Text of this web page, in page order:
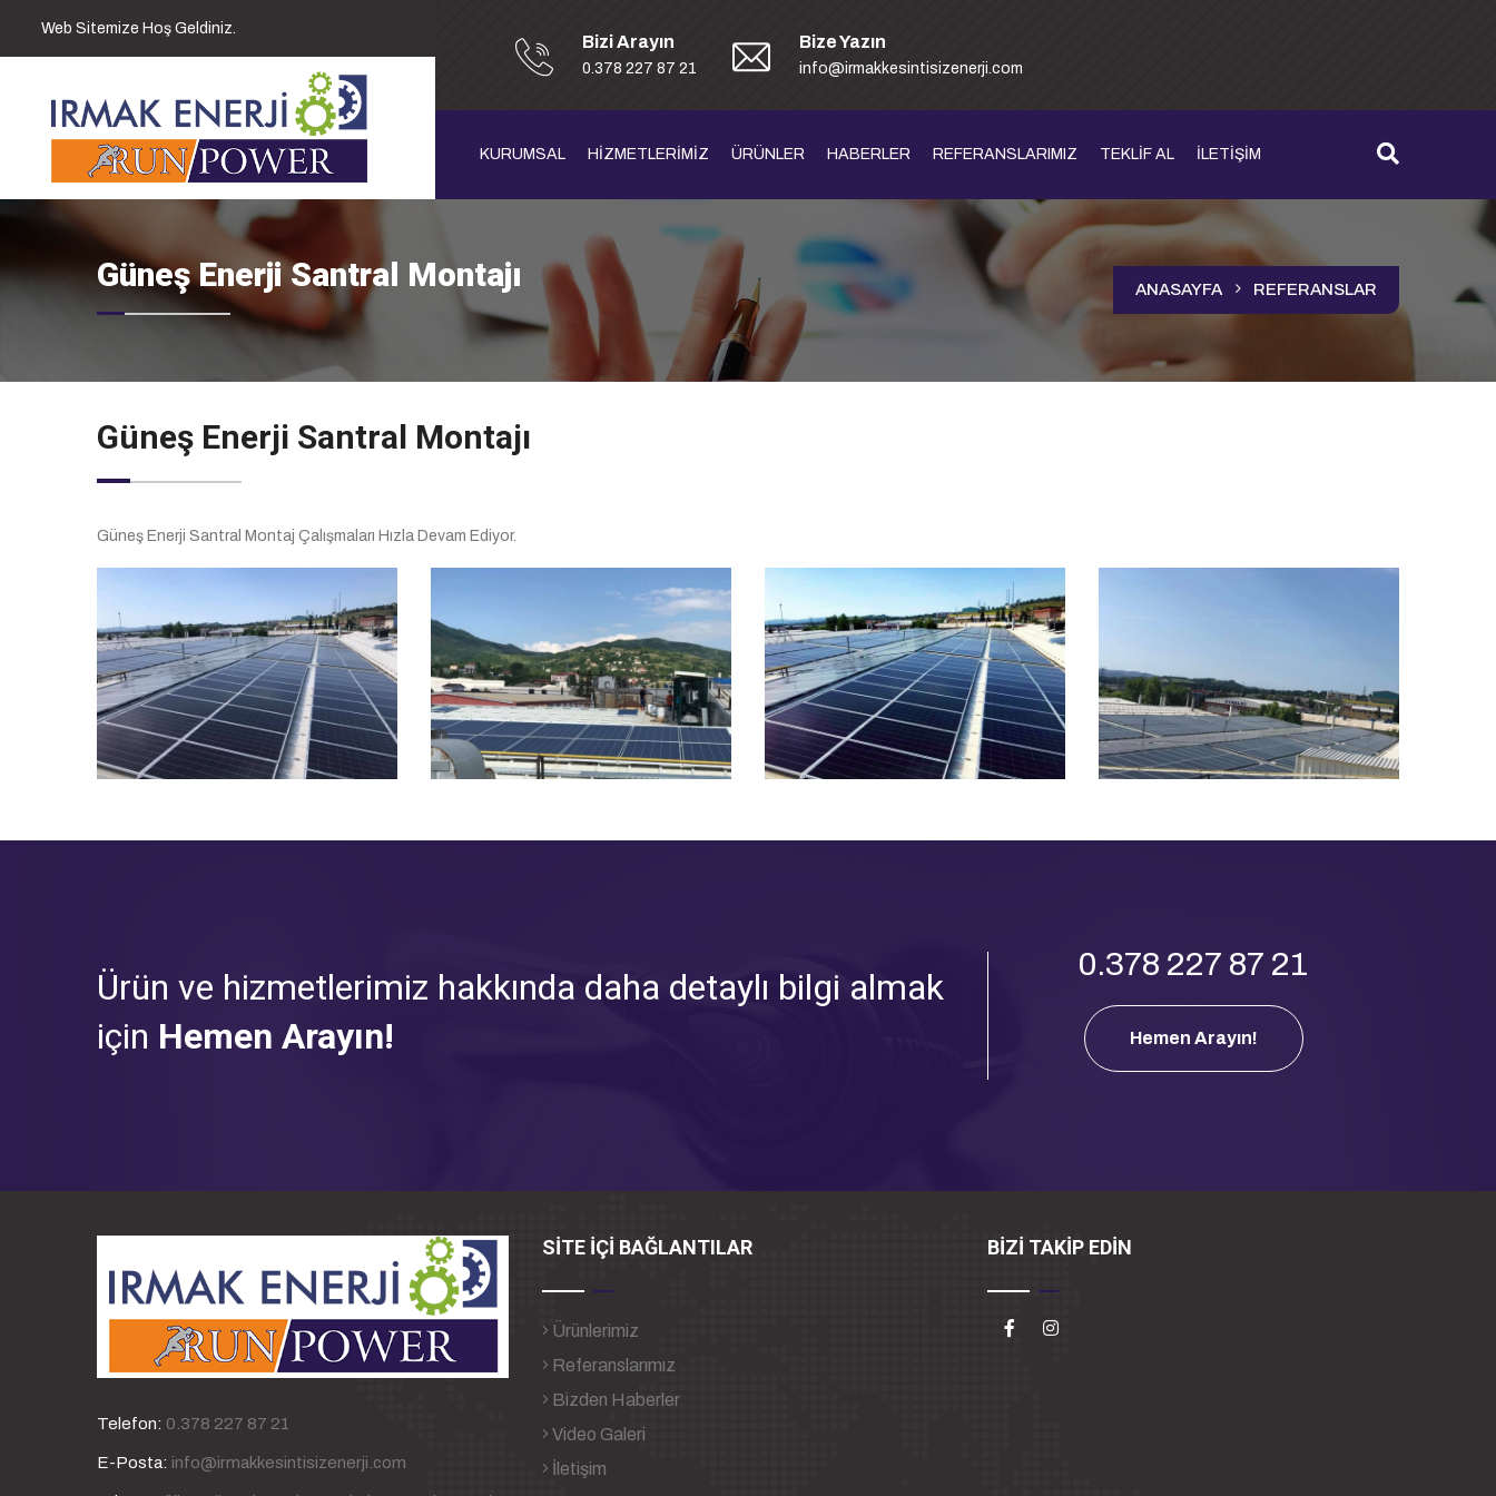
Web Sitemize Hoş Geldiniz.
Bizi Arayın
0.378 227 87 21
Bize Yazın
info@irmakkesintisizenerji.com
KURUMSAL HİZMETLERİMİZ ÜRÜNLER HABERLER REFERANSLARIMIZ TEKLİF AL İLETİŞİM
Güneş Enerji Santral Montajı ANASAYFA REFERANSLAR
Güneş Enerji Santral Montajı
Güneş Enerji Santral Montaj Çalışmaları Hızla Devam Ediyor.
Ürün ve hizmetlerimiz hakkında daha detaylı bilgi almak
için Hemen Arayın!
0.378 227 87 21
Hemen Arayın!
Telefon: 0.378 227 87 21
E-Posta: info@irmakkesintisizenerji.com
SİTE İÇİ BAĞLANTILAR
Ürünlerimiz
Referanslarımız
Bizden Haberler
Video Galeri
İletişim
BİZİ TAKİP EDİN